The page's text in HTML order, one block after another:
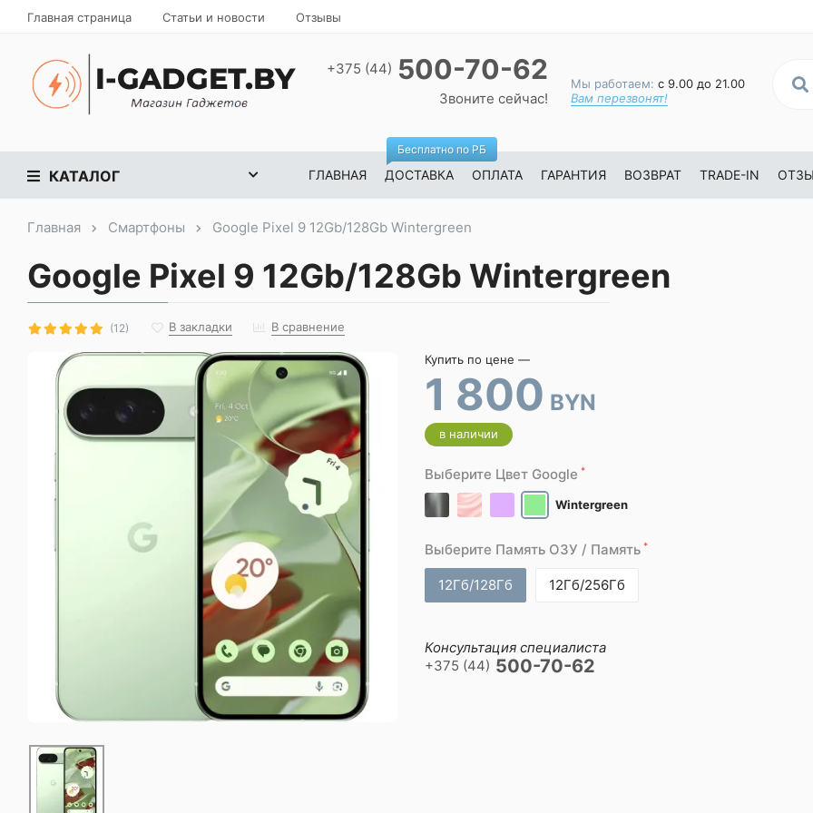
Главная страница Статьи и новости Отзывы
+375 (44) 500-70-62
Звоните сейчас!
Мы работаем: с 9.00 до 21.00
Вам перезвонят!
КАТАЛОГ ГЛАВНАЯ ДОСТАВКА
Бесплатно по РБ
ОПЛАТА ГАРАНТИЯ ВОЗВРАТ TRADE-IN
Главная Смартфоны Google Pixel 9 12Gb/128Gb Wintergreen
Google Pixel 9 12Gb/128Gb Wintergreen
(12) В закладки В сравнение
Купить по цене —
1 800 BYN
в наличии
Выберите Цвет Google *
Wintergreen
Выберите Память ОЗУ / Память *
12Гб/128Гб 12Гб/256Гб
Консультация специалиста
+375 (44) 500-70-62